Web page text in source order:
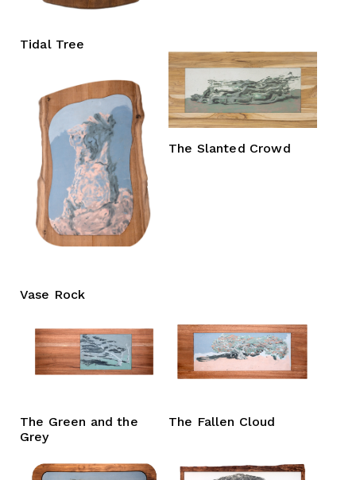
Tidal Tree
Vase Rock
The Slanted Crowd
The Green and the
Grey
The Fallen Cloud